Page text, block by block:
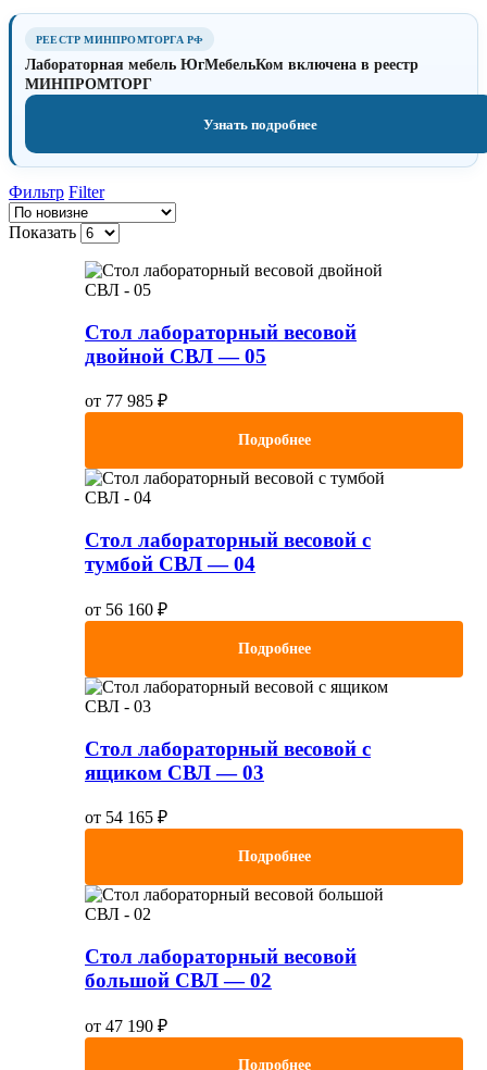
РЕЕСТР МИНПРОМТОРГА РФ
Лабораторная мебель ЮгМебельКом включена в реестр
МИНПРОМТОРГ
Узнать подробнее
Фильтр Filter
Показать
Стол лабораторный весовой
двойной СВЛ — 05
от 77 985 ₽
Подробнее
Стол лабораторный весовой с
тумбой СВЛ — 04
от 56 160 ₽
Подробнее
Стол лабораторный весовой с
ящиком СВЛ — 03
от 54 165 ₽
Подробнее
Стол лабораторный весовой
большой СВЛ — 02
от 47 190 ₽
Подробнее